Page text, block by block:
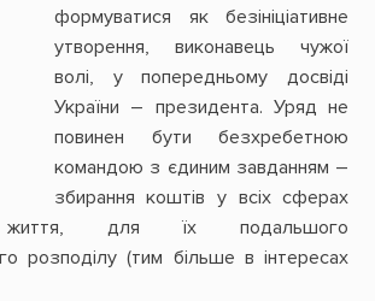
формуватися як безініціативне
утворення, виконавець чужої
волі, у попередньому досвіді
України – президента. Уряд не
повинен бути безхребетною
командою з єдиним завданням –
збирання коштів у всіх сферах
життя, для їх подальшого
розподілу (тим більше в інтересах